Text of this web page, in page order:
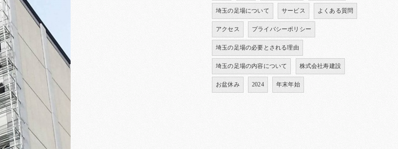
埼玉の足場について サービス よくある質問
アクセス プライバシーポリシー
埼玉の足場の必要とされる理由
埼玉の足場の内容について 株式会社寿建設
お盆休み 2024 年末年始